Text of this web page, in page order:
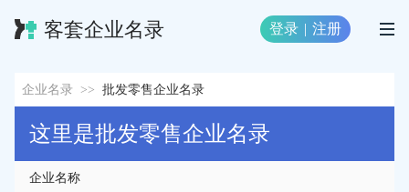
客套企业名录 登录 | 注册
企业名录 >> 批发零售企业名录
这里是批发零售企业名录
企业名称